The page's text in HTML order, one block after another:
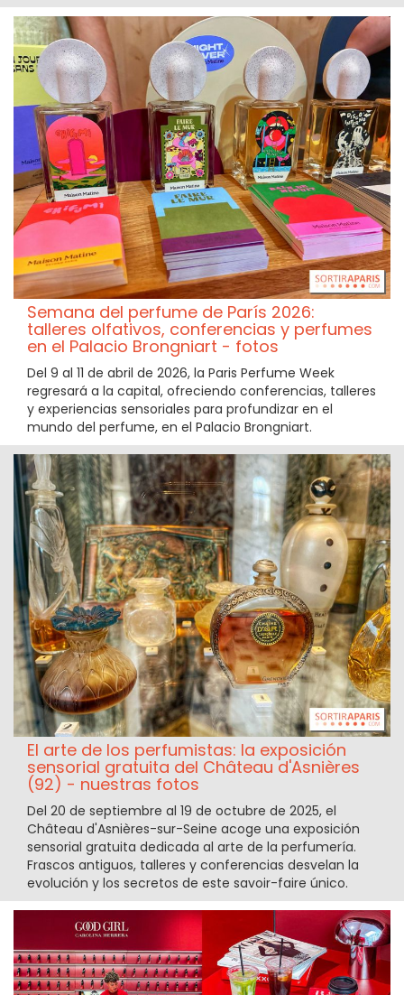
Semana del perfume de París 2026:
talleres olfativos, conferencias y perfumes
en el Palacio Brongniart - fotos
Del 9 al 11 de abril de 2026, la Paris Perfume Week
regresará a la capital, ofreciendo conferencias, talleres
y experiencias sensoriales para profundizar en el
mundo del perfume, en el Palacio Brongniart.
El arte de los perfumistas: la exposición
sensorial gratuita del Château d'Asnières
(92) - nuestras fotos
Del 20 de septiembre al 19 de octubre de 2025, el
Château d'Asnières-sur-Seine acoge una exposición
sensorial gratuita dedicada al arte de la perfumería.
Frascos antiguos, talleres y conferencias desvelan la
evolución y los secretos de este savoir-faire único.